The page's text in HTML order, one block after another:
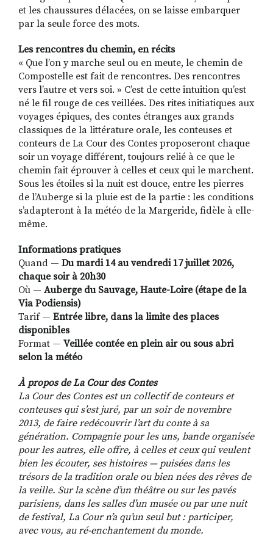
et les chaussures délacées, on se laisse embarquer
par la seule force des mots.
Les rencontres du chemin, en récits
« Que l’on y marche seul ou en meute, le chemin de
Compostelle est fait de rencontres. Des rencontres
vers l’autre et vers soi. » C’est de cette intuition qu’est
né le fil rouge de ces veillées. Des rites initiatiques aux
voyages épiques, des contes étranges aux grands
classiques de la littérature orale, les conteuses et
conteurs de La Cour des Contes proposeront chaque
soir un voyage différent, toujours relié à ce que le
chemin fait éprouver à celles et ceux qui le marchent.
Sous les étoiles si la nuit est douce, entre les pierres
de l’Auberge si la pluie est de la partie : les conditions
s’adapteront à la météo de la Margeride, fidèle à elle-
même.
Informations pratiques
Quand — Du mardi 14 au vendredi 17 juillet 2026,
chaque soir à 20h30
Où — Auberge du Sauvage, Haute-Loire (étape de la
Via Podiensis)
Tarif — Entrée libre, dans la limite des places
disponibles
Format — Veillée contée en plein air ou sous abri
selon la météo
À propos de La Cour des Contes
La Cour des Contes est un collectif de conteurs et
conteuses qui s’est juré, par un soir de novembre
2013, de faire redécouvrir l’art du conte à sa
génération. Compagnie pour les uns, bande organisée
pour les autres, elle offre, à celles et ceux qui veulent
bien les écouter, ses histoires — puisées dans les
trésors de la tradition orale ou bien nées des rêves de
la veille. Sur la scène d’un théâtre ou sur les pavés
parisiens, dans les salles d’un musée ou par une nuit
de festival, La Cour n’a qu’un seul but : participer,
avec vous, au ré-enchantement du monde.